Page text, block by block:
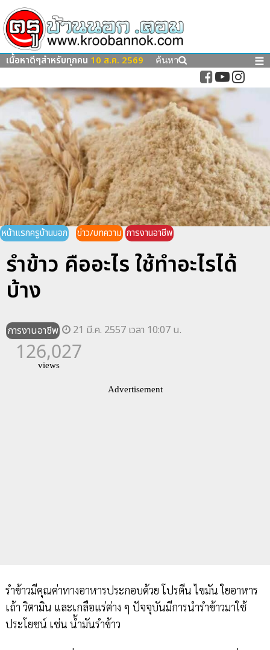
เนื้อหาดีๆสำหรับทุกคน 10 ส.ค. 2569 ค้นหา ☰
หน้าแรกครูบ้านนอก ข่าว/บทความ การงานอาชีพ
รำข้าว คืออะไร ใช้ทำอะไรได้
บ้าง
การงานอาชีพ 21 มี.ค. 2557 เวลา 10:07 น.
126,027
views
Advertisement
รำข้าวมีคุณค่าทางอาหารประกอบด้วย โปรตีน ไขมัน ใยอาหาร
เถ้า วิตามิน และเกลือแร่ต่าง ๆ ปัจจุบันมีการนำรำข้าวมาใช้
ประโยชน์ เช่น น้ำมันรำข้าว